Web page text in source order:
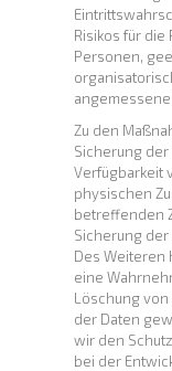
Risikos für
Personen,
Zu den
Sicherung
Verfügbarkeit
physischen
betreffenden
Sicherung
Des Weiteren
eine
Löschung von
der Daten
wir den
bei der